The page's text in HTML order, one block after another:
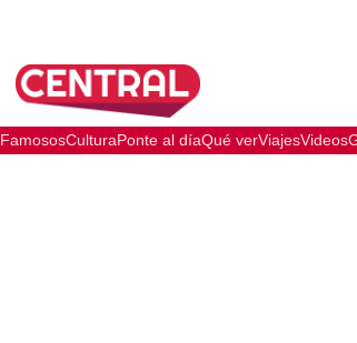
FamososCulturaPonte al díaQué verViajesVideos